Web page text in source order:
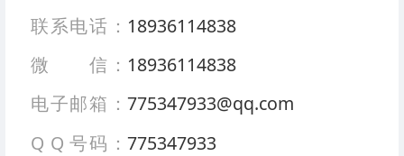
联系电话： 18936114838
微 信： 18936114838
电子邮箱：775347933@qq.com
Q Q 号码：775347933